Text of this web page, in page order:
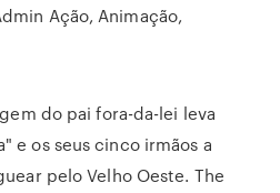
Ação, Animação,
do pai fora-da-lei leva
e os seus cinco irmãos a
pelo Velho Oeste. The